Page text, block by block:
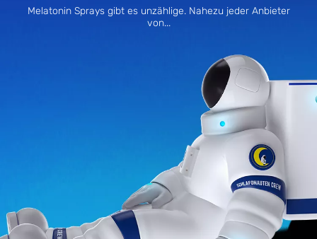
Melatonin Sprays gibt es unzählige. Nahezu jeder Anbieter
von...